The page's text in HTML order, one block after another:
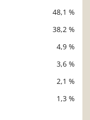
48,1 %
38,2 %
4,9 %
3,6 %
2,1 %
1,3 %